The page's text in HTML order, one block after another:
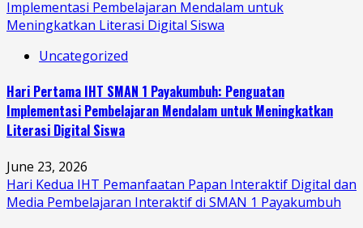
Implementasi Pembelajaran Mendalam untuk
Meningkatkan Literasi Digital Siswa
Uncategorized
Hari Pertama IHT SMAN 1 Payakumbuh: Penguatan
Implementasi Pembelajaran Mendalam untuk Meningkatkan
Literasi Digital Siswa
June 23, 2026
Hari Kedua IHT Pemanfaatan Papan Interaktif Digital dan
Media Pembelajaran Interaktif di SMAN 1 Payakumbuh